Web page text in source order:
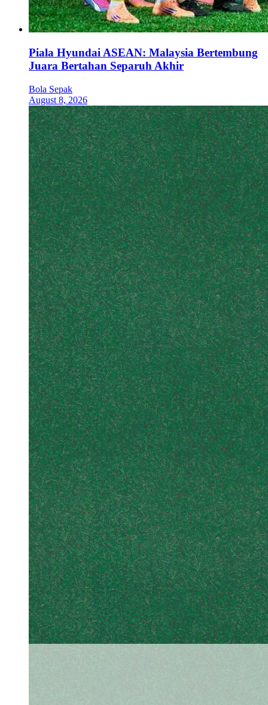
Piala Hyundai ASEAN: Malaysia Bertembung
Juara Bertahan Separuh Akhir
Bola Sepak
August 8, 2026